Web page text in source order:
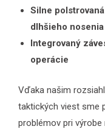
Silne
dlhšieho nosenia
Integrovaný
operácie
Vďaka našim
taktických viest sme
problémov pri